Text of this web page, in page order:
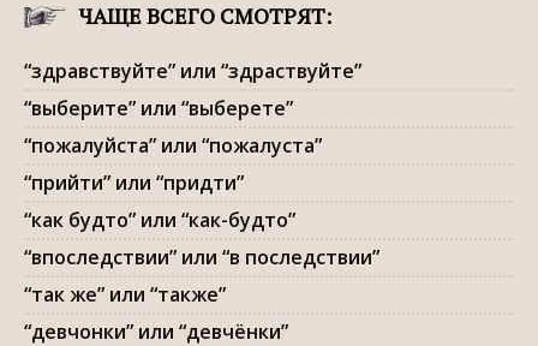
ЧАЩЕ ВСЕГО СМОТРЯТ:
“здравствуйте” или “здраствуйте”
“выберите” или “выберете”
“пожалуйста” или “пожалуста”
“прийти” или “придти”
“как будто” или “как-будто”
“впоследствии” или “в последствии”
“так же” или “также”
“девчонки” или “девчёнки”